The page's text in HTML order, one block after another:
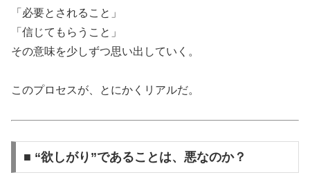
「必要とされること」
「信じてもらうこと」
その意味を少しずつ思い出していく。
このプロセスが、とにかくリアルだ。
■ “欲しがり”であることは、悪なのか？